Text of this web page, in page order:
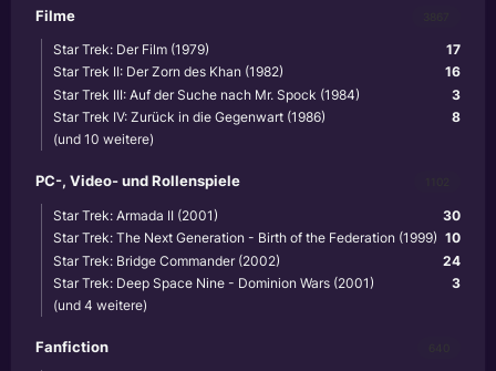
Filme
17
Star Trek: Der Film (1979)
16
Star Trek II: Der Zorn des Khan (1982)
3
Star Trek III: Auf der Suche nach Mr. Spock (1984)
8
Star Trek IV: Zurück in die Gegenwart (1986)
(und 10 weitere)
PC-, Video- und Rollenspiele
30
Star Trek: Armada II (2001)
10
Star Trek: The Next Generation - Birth of the Federation (1999)
24
Star Trek: Bridge Commander (2002)
3
Star Trek: Deep Space Nine - Dominion Wars (2001)
(und 4 weitere)
Fanfiction